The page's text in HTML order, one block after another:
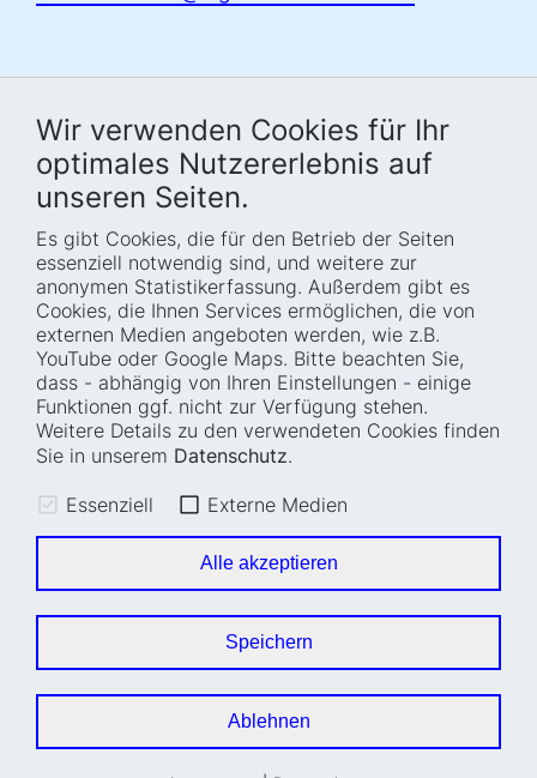
Wir verwenden Cookies für Ihr
optimales Nutzererlebnis auf
unseren Seiten.
Es gibt Cookies, die für den Betrieb der Seiten
essenziell notwendig sind, und weitere zur
anonymen Statistikerfassung. Außerdem gibt es
Cookies, die Ihnen Services ermöglichen, die von
externen Medien angeboten werden, wie z.B.
YouTube oder Google Maps. Bitte beachten Sie,
dass - abhängig von Ihren Einstellungen - einige
Funktionen ggf. nicht zur Verfügung stehen.
Weitere Details zu den verwendeten Cookies finden
Sie in unserem Datenschutz.
Essenziell Externe Medien
Alle akzeptieren
Speichern
Ablehnen
Startseite
Wer wir sind
Wie wir arbeiten
Projekte
Fellowships
Karriere
Blog
Presse
Termine
Barrierefreiheit
Transparenz
Glossar
Anfahrt und
Leichte Sprache
Erklärung zur
Barrierefreiheit
Impressum
Sitemap
Cookie-Einstellungen